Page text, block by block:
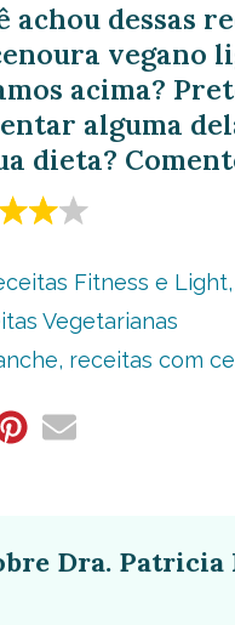
achou dessas
vegano
acima?
alguma
dieta?
Fitness e Light,
Vegetarianas
, receitas com
ShareShare
Dra. Patricia